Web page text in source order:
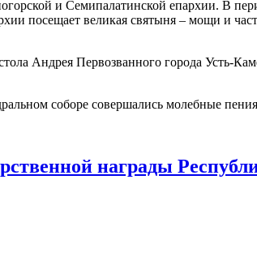
и Семипалатинской епархии. В
посещает великая святыня – мощи и
Андрея Первозванного города Усть-
соборе совершались молебные
награды